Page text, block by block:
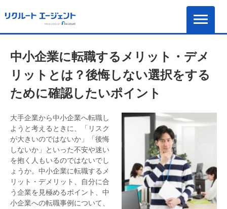
中小企業に転職するメリット・デメ
リットとは？後悔しない選択をする
ために確認したいポイント
大手企業から中小企業へ転職し
ようと考えるときに、「リスク
が大きいのではないか」「後悔
しないか」といった不安や迷い
を抱く人もいるのではないでし
ょうか。中小企業に転職するメ
リット・デメリット、自分に合
う企業を見極めるポイント、中
小企業への転職事例について、